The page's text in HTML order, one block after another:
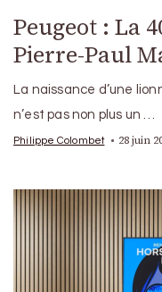
Peugeot : La
Pierre-Paul
La naissance d’une
n’est pas non plus un …
Philippe Colombet 28 juin